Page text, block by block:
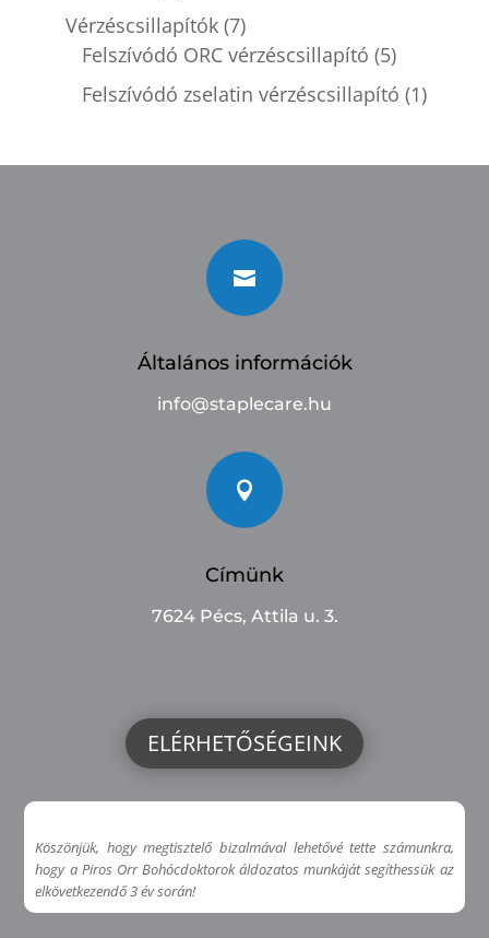
Vérzéscsillapítók (7)
Felszívódó ORC vérzéscsillapító (5)
Felszívódó zselatin vérzéscsillapító (1)

Általános információk
info@staplecare.hu

Címünk
7624 Pécs, Attila u. 3.
ELÉRHETŐSÉGEINK
Köszönjük, hogy megtisztelő bizalmával lehetővé tette számunkra,
hogy a Piros Orr Bohócdoktorok áldozatos munkáját segíthessük az
elkövetkezendő 3 év során!